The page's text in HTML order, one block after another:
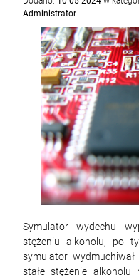
Administrator
Symulator wydechu
stężeniu alkoholu, po
symulator
stałe stężenie